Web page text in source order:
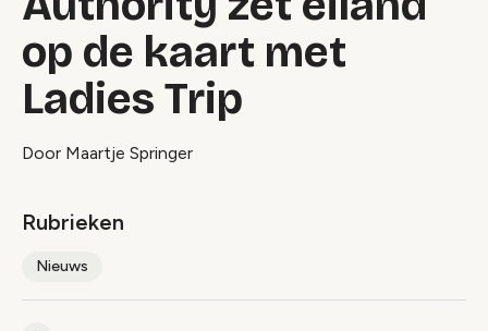
op de kaart met
Ladies Trip
Door Maartje Springer
Rubrieken
Nieuws